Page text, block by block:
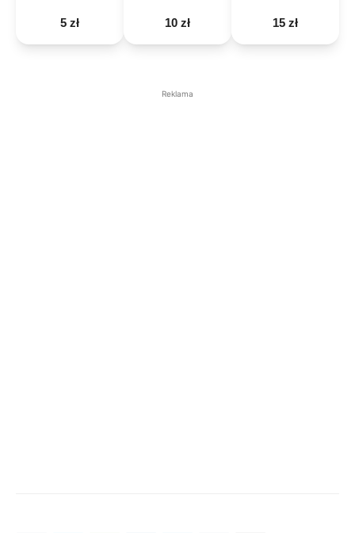
5 zł 10 zł 15 zł
Reklama